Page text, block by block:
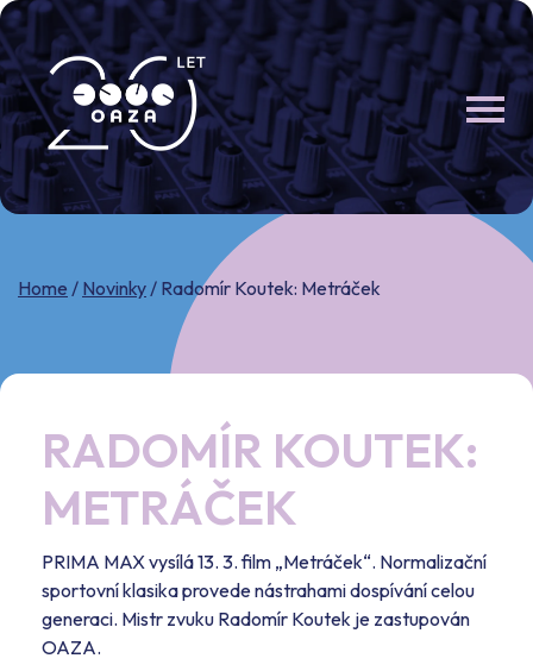
Skip
to
content
Home / Novinky/ Radomír Koutek: Metráček
RADOMÍR KOUTEK:
METRÁČEK
PRIMA MAX vysílá 13. 3. film „Metráček“. Normalizační
sportovní klasika provede nástrahami dospívání celou
generaci. Mistr zvuku Radomír Koutek je zastupován
OAZA.